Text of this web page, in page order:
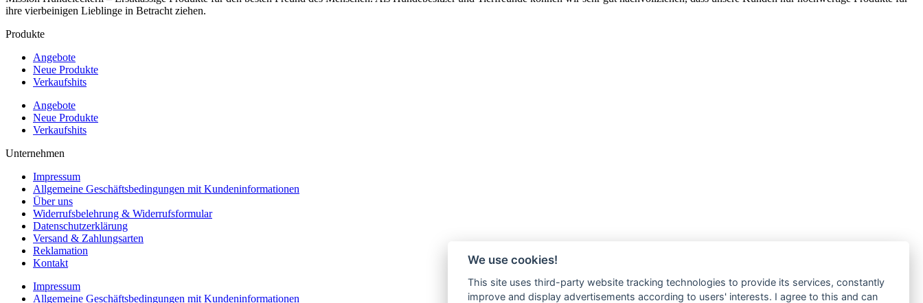
ihre vierbeinigen Lieblinge in Betracht ziehen.
Produkte
Angebote
Neue Produkte
Verkaufshits
Angebote
Neue Produkte
Verkaufshits
Unternehmen
Impressum
Allgemeine Geschäftsbedingungen mit Kundeninformationen
Über uns
Widerrufsbelehrung & Widerrufsformular
Datenschutzerklärung
Versand & Zahlungsarten
Reklamation
Kontakt
Impressum
Allgemeine Geschäftsbedingungen mit Kundeninformationen
We use cookies!
This site uses third-party website tracking technologies to provide its services, constantly
improve and display advertisements according to users' interests. I agree to this and can